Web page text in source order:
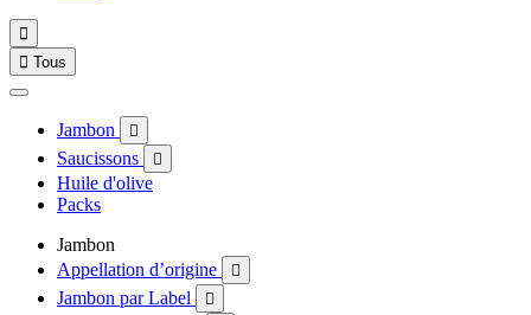

 Tous
Jambon 
Saucissons 
Huile d'olive
Packs
Jambon
Appellation d’origine

Jambon par Label 